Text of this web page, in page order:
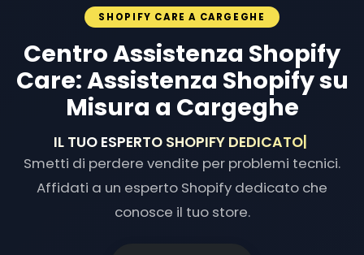
SHOPIFY CARE A CARGEGHE
Centro Assistenza Shopify
Care: Assistenza Shopify su
Misura a Cargeghe
IL TUO ESPERTO SHOPIFY|
Smetti di perdere vendite per problemi tecnici.
Affidati a un esperto Shopify dedicato che
conosce il tuo store.